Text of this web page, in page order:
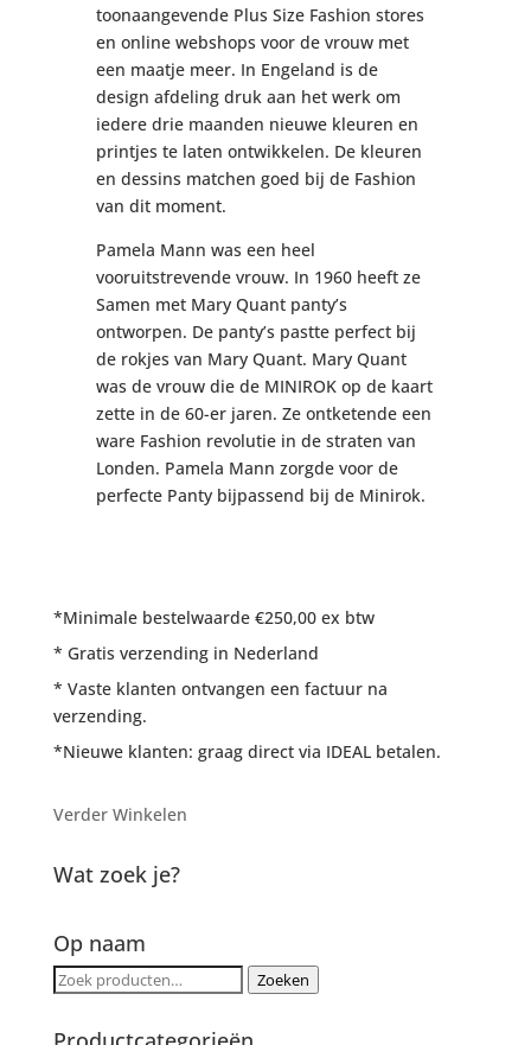
toonaangevende Plus Size Fashion stores
en online webshops voor de vrouw met
een maatje meer. In Engeland is de
design afdeling druk aan het werk om
iedere drie maanden nieuwe kleuren en
printjes te laten ontwikkelen. De kleuren
en dessins matchen goed bij de Fashion
van dit moment.
Pamela Mann was een heel
vooruitstrevende vrouw. In 1960 heeft ze
Samen met Mary Quant panty’s
ontworpen. De panty’s pastte perfect bij
de rokjes van Mary Quant. Mary Quant
was de vrouw die de MINIROK op de kaart
zette in de 60-er jaren. Ze ontketende een
ware Fashion revolutie in de straten van
Londen. Pamela Mann zorgde voor de
perfecte Panty bijpassend bij de Minirok.
*Minimale bestelwaarde €250,00 ex btw
* Gratis verzending in Nederland
* Vaste klanten ontvangen een factuur na
verzending.
*Nieuwe klanten: graag direct via IDEAL betalen.
Verder Winkelen
Wat zoek je?
Op naam
Zoeken
Zoeken